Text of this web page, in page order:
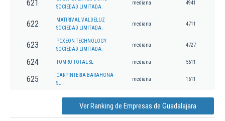
621
SOCIEDAD LIMITADA.
mediana 4941
622
MATIRIVAL VALDELUZ
SOCIEDAD LIMITADA.
mediana 4711
623
PCXEON TECHNOLOGY
SOCIEDAD LIMITADA.
mediana 4727
624 TOMRO TOTAL SL mediana 5611
625
CARPINTERIA BARAHONA
SL
mediana 1611
Ver Ranking de Empresas de Guadalajara